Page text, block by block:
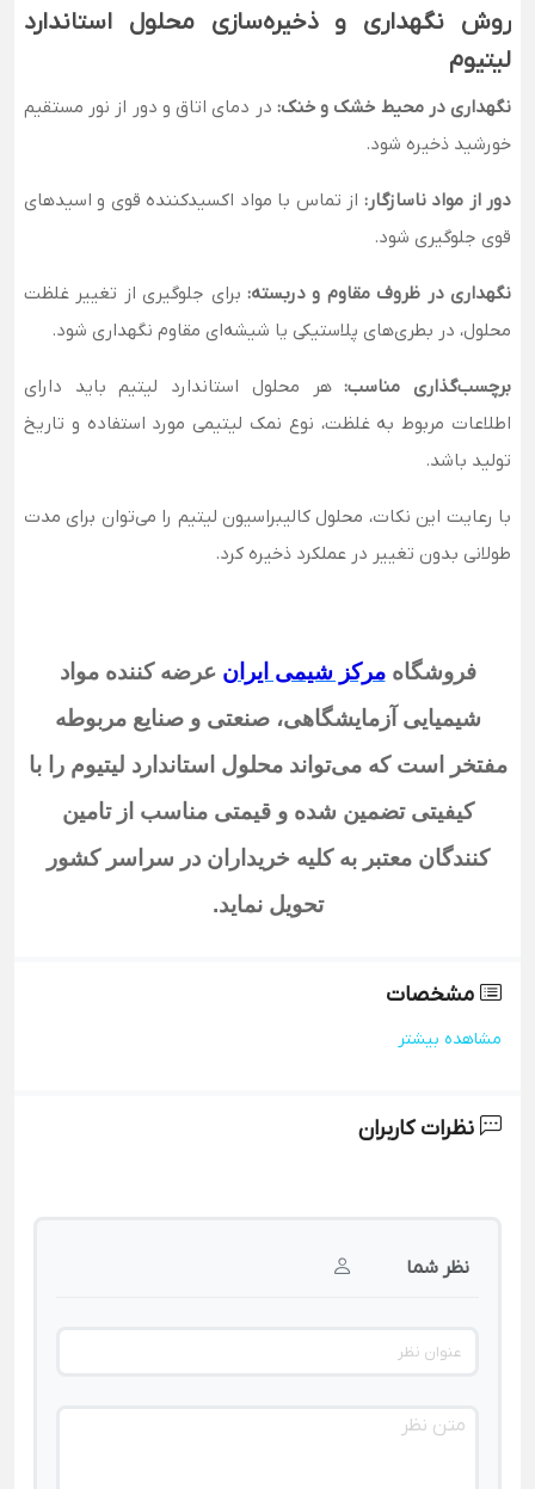
روش نگهداری و ذخیره‌سازی محلول استاندارد
لیتیوم
نگهداری در محیط خشک و خنک: در دمای اتاق و دور از نور مستقیم
خورشید ذخیره شود.
دور از مواد ناسازگار: از تماس با مواد اکسیدکننده قوی و اسیدهای
قوی جلوگیری شود.
نگهداری در ظروف مقاوم و دربسته: برای جلوگیری از تغییر غلظت
محلول، در بطری‌های پلاستیکی یا شیشه‌ای مقاوم نگهداری شود.
برچسب‌گذاری مناسب:هر محلول استاندارد لیتیم باید دارای
اطلاعات مربوط به غلظت، نوع نمک لیتیمی مورد استفاده و تاریخ
تولید باشد.
با رعایت این نکات، محلول کالیبراسیون لیتیم را می‌توان برای مدت
طولانی بدون تغییر در عملکرد ذخیره کرد.
فروشگاه مرکز شیمی ایران عرضه کننده مواد
شیمیایی آزمایشگاهی، صنعتی و صنایع مربوطه
مفتخر است که می‌تواند محلول استاندارد لیتیومرا با
کیفیتی تضمین شده و قیمتی مناسب از تامین
کنندگان معتبر به کلیه خریداران در سراسر کشور
تحویل نماید.
مشخصات
مشاهده بیشتر
نظرات کاربران
نظر شما